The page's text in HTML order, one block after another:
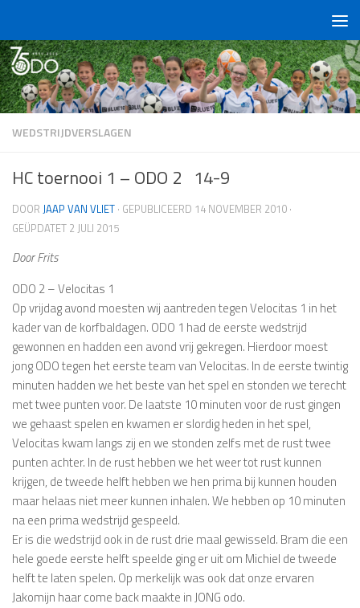
WEDSTRIJDVERSLAGEN
HC toernooi 1 – ODO 2 14-9
DOOR JAAP VAN VLIET · GEPUBLICEERD 14 NOVEMBER 2010 ·
GEÜPDATET 2 JULI 2015
Door Frits
ODO 2 – Velocitas 1
Op vrijdag avond moesten wij aantreden tegen Velocitas 1 in het
kader van de korfbaldagen. ODO 1 had de eerste wedstrijd
gewonnen en hadden een avond vrij gekregen. Hierdoor moest
jong ODO tegen het eerste team van Velocitas. In de eerste twintig
minuten hadden we het beste van het spel en stonden we terecht
met twee punten voor. De laatste 10 minuten voor de rust gingen
we gehaast spelen en kwamen er slordig heden in het spel,
Velocitas kwam langs zij en we stonden zelfs met de rust twee
punten achter. In de rust hebben we het weer tot rust kunnen
krijgen, de tweede helft hebben we hen prima bij kunnen houden
maar helaas niet meer kunnen inhalen. We hebben op 10 minuten
na een prima wedstrijd gespeeld.
Er is die wedstrijd ook in de rust drie maal gewisseld. Bram die een
hele goede eerste helft speelde ging er uit om Michiel de tweede
helft te laten spelen. Op merkelijk was ook dat onze ervaren
Jakomijn haar come back maakte in JONG odo.